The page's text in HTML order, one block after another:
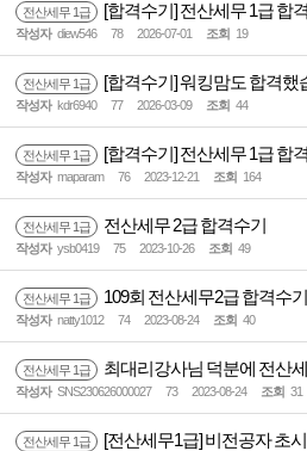
전산세무 1급 [합격수기] 전산세무 1급 합
작성자 diew546 78 2026-07-01 조회 19
전산세무 1급 [합격수기] 워킹맘도 합격했
작성자 kdr6940 77 2026-03-09 조회 44
전산세무 1급 [합격수기] 전산세무 1급 합
작성자 maparam 76 2023-12-21 조회 164
전산세무 1급 전산세무 2급 합격수기
작성자 ysb0419 75 2023-10-26 조회 49
전산세무 1급 109회 전산세무2급 합격수
작성자 natty1012 74 2023-08-24 조회 40
전산세무 1급 최대리강사님 덕분에 전산
작성자 SNS230626000027 73 2023-08-24 조회 31
전산세무 1급 [전산세무1급] 비전공자 초